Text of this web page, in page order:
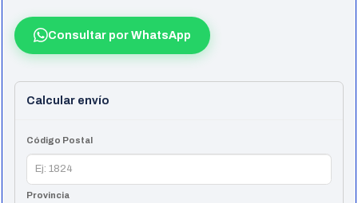
Consultar por WhatsApp
Calcular envío
Código Postal
Provincia